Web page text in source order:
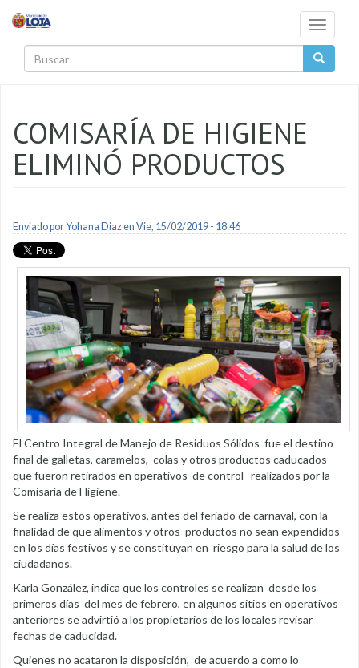
Toggle
COMISARÍA DE HIGIENE
ELIMINÓ PRODUCTOS
Enviado porYohana Diazen Vie, 15/02/2019 - 18:46
El Centro Integral de Manejo de Residuos Sólidos fue el destino
final de galletas, caramelos, colas y otros productos caducados
que fueron retirados en operativos de control realizados por la
Comisaría de Higiene.
Se realiza estos operativos, antes del feriado de carnaval, con la
finalidad de que alimentos y otros productos no sean expendidos
en los días festivos y se constituyan en riesgo para la salud de los
ciudadanos.
Karla González, indica que los controles se realizan desde los
primeros días del mes de febrero, en algunos sitios en operativos
anteriores se advirtió a los propietarios de los locales revisar
fechas de caducidad.
Quienes no acataron la disposición, de acuerdo a como lo